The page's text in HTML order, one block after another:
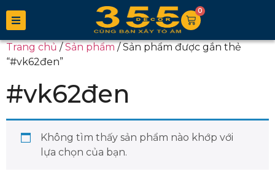
0
Trang chủ/Sản phẩm/ Sản phẩm được gắn thẻ
“#vk62đen”
#vk62đen
Không tìm thấy sản phẩm nào khớp với
lựa chọn của bạn.